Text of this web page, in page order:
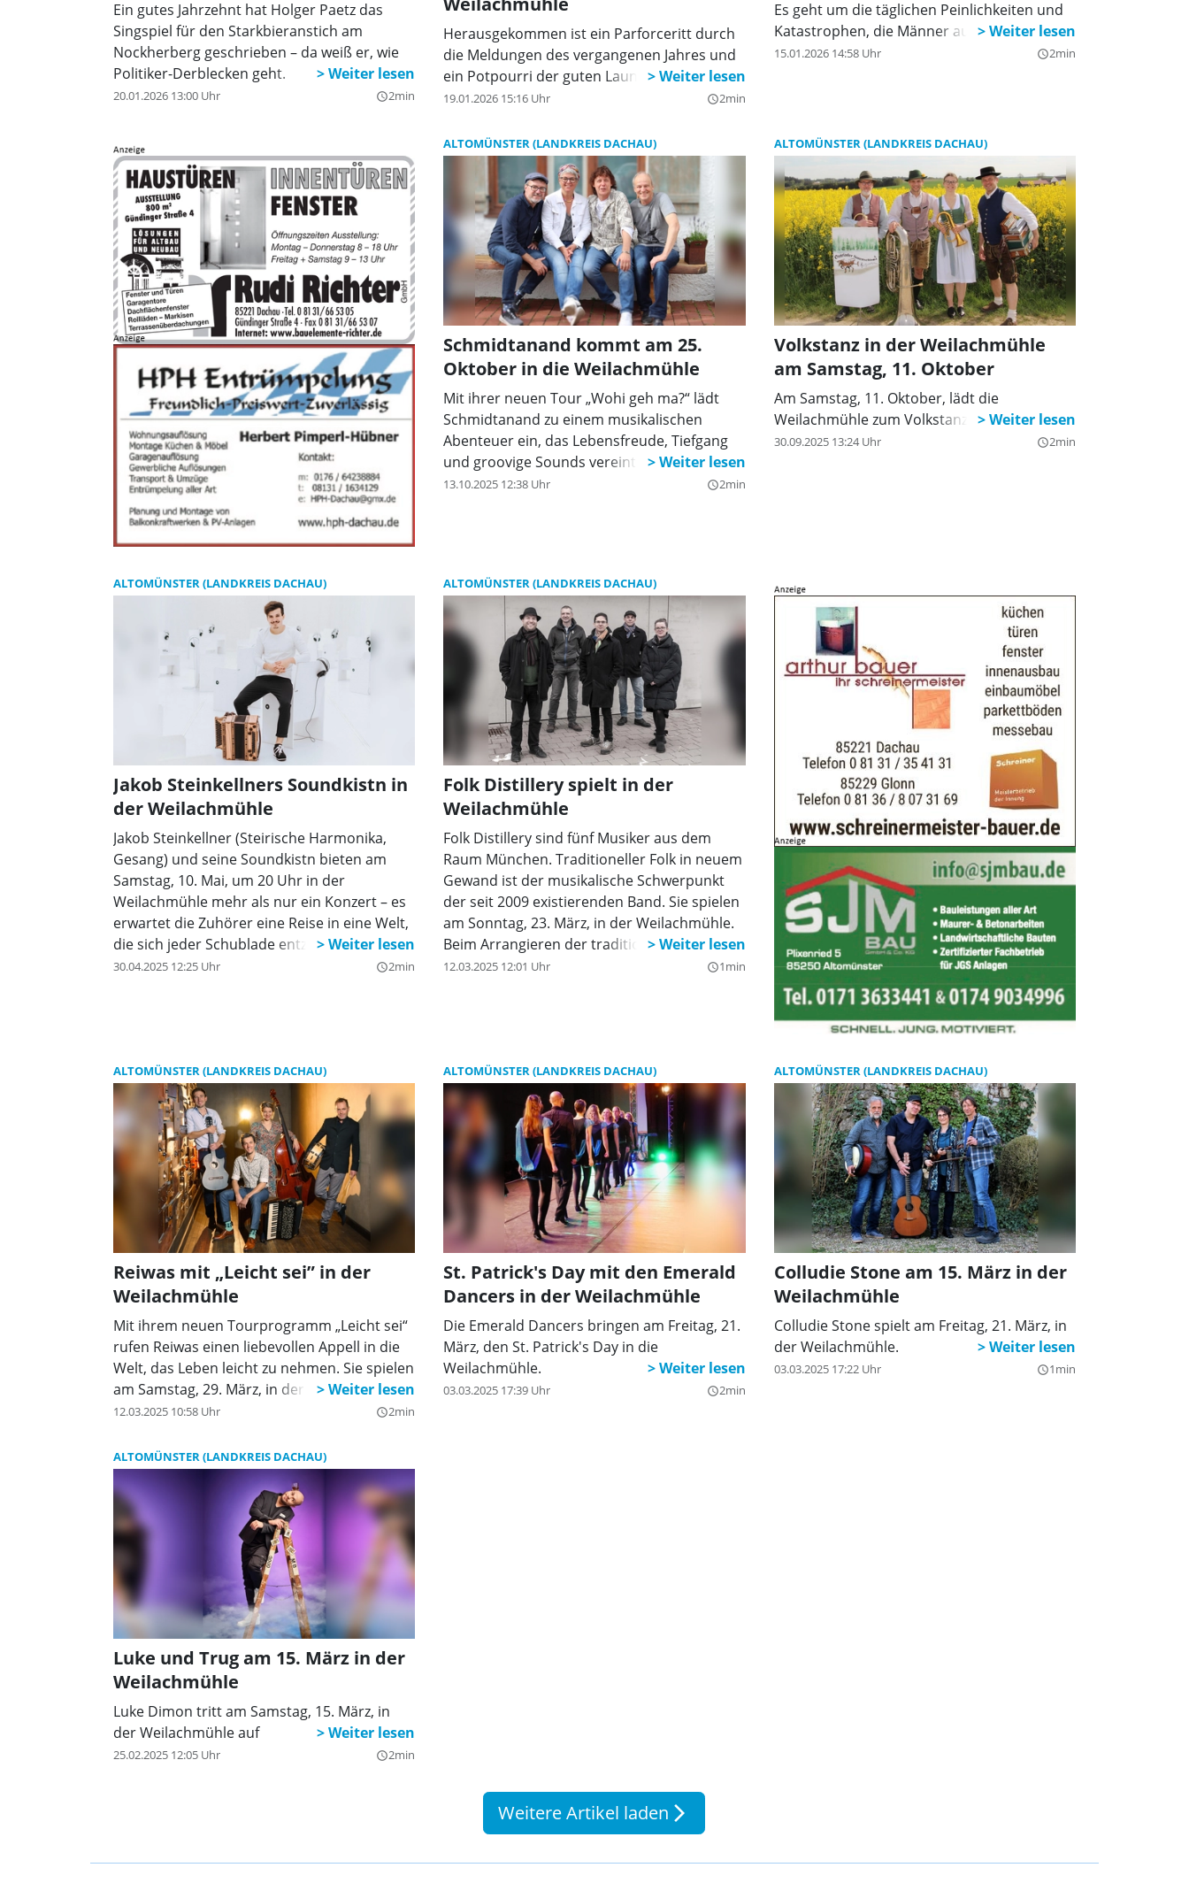
Ein gutes Jahrzehnt hat Holger Paetz das
Singspiel für den Starkbieranstich am
Nockherberg geschrieben – da weiß er, wie
Politiker-Derblecken geht.
20.01.2026 13:00 Uhr query_builder2min
Herausgekommen ist ein Parforceritt durch
die Meldungen des vergangenen Jahres und
ein Potpourri der guten Laune.
19.01.2026 15:16 Uhr query_builder2min
Es geht um die täglichen Peinlichkeiten und
Katastrophen, die Männer auslösen.
15.01.2026 14:58 Uhr query_builder2min
ALTOMÜNSTER (LANDKREIS DACHAU)
Schmidtanand kommt am 25.
Oktober in die Weilachmühle
Mit ihrer neuen Tour „Wohi geh ma?“ lädt
Schmidtanand zu einem musikalischen
Abenteuer ein, das Lebensfreude, Tiefgang
und groovige Sounds vereint.
13.10.2025 12:38 Uhr query_builder2min
ALTOMÜNSTER (LANDKREIS DACHAU)
Volkstanz in der Weilachmühle
am Samstag, 11. Oktober
Am Samstag, 11. Oktober, lädt die
Weilachmühle zum Volkstanz ein.
30.09.2025 13:24 Uhr query_builder2min
ALTOMÜNSTER (LANDKREIS DACHAU)
Jakob Steinkellners Soundkistn in
der Weilachmühle
Jakob Steinkellner (Steirische Harmonika,
Gesang) und seine Soundkistn bieten am
Samstag, 10. Mai, um 20 Uhr in der
Weilachmühle mehr als nur ein Konzert – es
erwartet die Zuhörer eine Reise in eine Welt,
die sich jeder Schublade entzieht.
Gemeinsam mit Severin Trogbacher
Harmonika, verfeinert mit virtuosen
Gitarrenklängen und inspiriert von den
Weiten der Welt, ist so vielfältig wie die
Geschichten, die sie erzählt.
30.04.2025 12:25 Uhr query_builder2min
ALTOMÜNSTER (LANDKREIS DACHAU)
Folk Distillery spielt in der
Weilachmühle
Folk Distillery sind fünf Musiker aus dem
Raum München. Traditioneller Folk in neuem
Gewand ist der musikalische Schwerpunkt
der seit 2009 existierenden Band. Sie spielen
am Sonntag, 23. März, in der Weilachmühle.
Beim Arrangieren der traditionellen Folk-
Stücke fließen die verschiedenen
der von Bass und Schlagzeug eingerahmt
wird. Gelegentlich gesellen sich Banjo, Cello,
Konzertina, Mandoline oder Panduri hinzu.
Es entsteht ein unverwechselbarer, dichter
Sound, der sich perfekt für die oftmals
schnellen und immer stimmungsreichen
Lieder eignet. Neben größtenteils irischen
Liedern werden auch schottische und
englische Stücke in das Repertoire
einbezogen. Gute Laune ist garantiert!
12.03.2025 12:01 Uhr query_builder1min
ALTOMÜNSTER (LANDKREIS DACHAU)
Reiwas mit „Leicht sei” in der
Weilachmühle
Mit ihrem neuen Tourprogramm „Leicht sei“
rufen Reiwas einen liebevollen Appell in die
Welt, das Leben leicht zu nehmen. Sie spielen
am Samstag, 29. März, in der Weilachmühle.
12.03.2025 10:58 Uhr query_builder2min
ALTOMÜNSTER (LANDKREIS DACHAU)
St. Patrick's Day mit den Emerald
Dancers in der Weilachmühle
Die Emerald Dancers bringen am Freitag, 21.
März, den St. Patrick's Day in die
Weilachmühle.
03.03.2025 17:39 Uhr query_builder2min
ALTOMÜNSTER (LANDKREIS DACHAU)
Colludie Stone am 15. März in der
Weilachmühle
Colludie Stone spielt am Freitag, 21. März, in
der Weilachmühle.
03.03.2025 17:22 Uhr query_builder1min
ALTOMÜNSTER (LANDKREIS DACHAU)
Luke und Trug am 15. März in der
Weilachmühle
Luke Dimon tritt am Samstag, 15. März, in
der Weilachmühle auf
25.02.2025 12:05 Uhr query_builder2min
Weitere Artikel laden arrow_forward_ios